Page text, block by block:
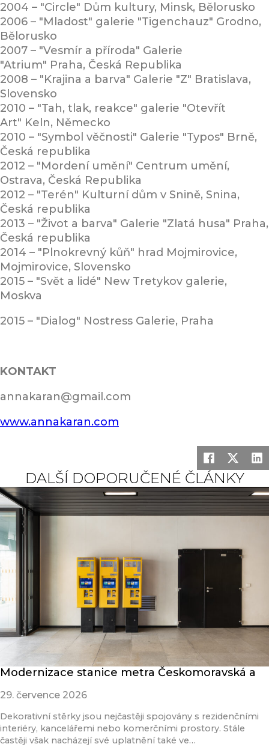
2004 – "Circle" Dům kultury, Minsk, Bělorusko
2006 – "Mladost" galerie "Tigenchauz" Grodno,
Bělorusko
2007 – "Vesmír a příroda" Galerie
"Atrium" Praha, Česká Republika
2008 – "Krajina a barva" Galerie "Z" Bratislava,
Slovensko
2010 – "Tah, tlak, reakce" galerie "Otevřít
Art" Keln, Německo
2010 – "Symbol věčnosti" Galerie "Typos" Brně,
Česká republika
2012 – "Mordení umění" Centrum umění,
Ostrava, Česká Republika
2012 – "Terén" Kulturní dům v Snině, Snina,
Česká republika
2013 – "Život a barva" Galerie "Zlatá husa" Praha,
Česká republika
2014 – "Plnokrevný kůň" hrad Mojmirovice,
Mojmirovice, Slovensko
2015 – "Svět a lidé" New Tretykov galerie,
Moskva
2015 – "Dialog" Nostress Galerie, Praha
KONTAKT
annakaran@gmail.com
www.annakaran.com
DALŠÍ DOPORUČENÉ ČLÁNKY
Modernizace stanice metra Českomoravská a
29. července 2026
Dekorativní stěrky jsou nejčastěji spojovány s rezidenčními
interiéry, kancelářemi nebo komerčními prostory. Stále
častěji však nacházejí své uplatnění také ve…